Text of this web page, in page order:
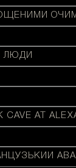
ЛЮДИ
CAVE AT